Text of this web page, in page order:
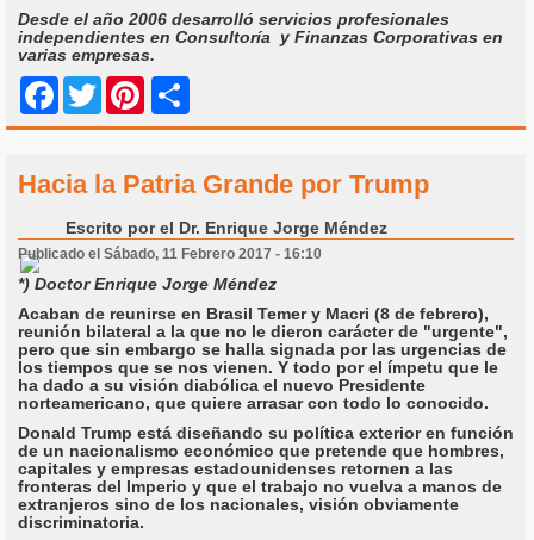
Desde el año 2006 desarrolló servicios profesionales
independientes en Consultoría y Finanzas Corporativas en
varias empresas.
Facebook
Twitter Pinterest
Hacia la Patria Grande por Trump
Escrito porel Dr. Enrique Jorge Méndez
Publicado el Sábado, 11 Febrero 2017 - 16:10
*) Doctor Enrique Jorge Méndez
Acaban de reunirse en Brasil Temer y Macri (8 de febrero),
reunión bilateral a la que no le dieron carácter de "urgente",
pero que sin embargo se halla signada por las urgencias de
los tiempos que se nos vienen. Y todo por el ímpetu que le
ha dado a su visión diabólica el nuevo Presidente
norteamericano, que quiere arrasar con todo lo conocido.
Donald Trump está diseñando su política exterior en función
de un nacionalismo económico que pretende que hombres,
capitales y empresas estadounidenses retornen a las
fronteras del Imperio y que el trabajo no vuelva a manos de
extranjeros sino de los nacionales, visión obviamente
discriminatoria.